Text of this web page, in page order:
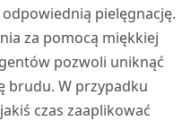
pielęgnację.
za pomocą miękkiej
pozwoli uniknąć
brudu. W przypadku
czas zaaplikować